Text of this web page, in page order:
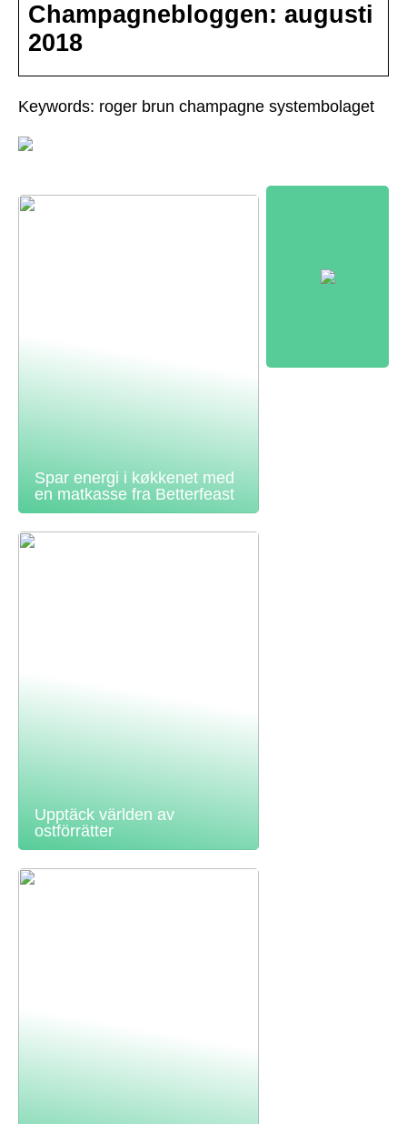
Champagnebloggen: augusti
2018
Keywords: roger brun champagne systembolaget
Spar energi i køkkenet med
en matkasse fra Betterfeast
Upptäck världen av
ostförrätter